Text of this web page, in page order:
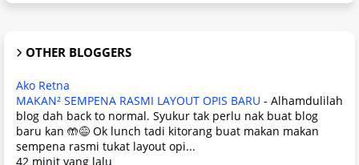
OTHER BLOGGERS
Ako Retna
MAKAN² SEMPENA RASMI LAYOUT OPIS BARU - Alhamdulilah
blog dah back to normal. Syukur tak perlu nak buat blog
baru kan 🤲😅 Ok lunch tadi kitorang buat makan makan
sempena rasmi tukat layout opi...
42 minit yang lalu